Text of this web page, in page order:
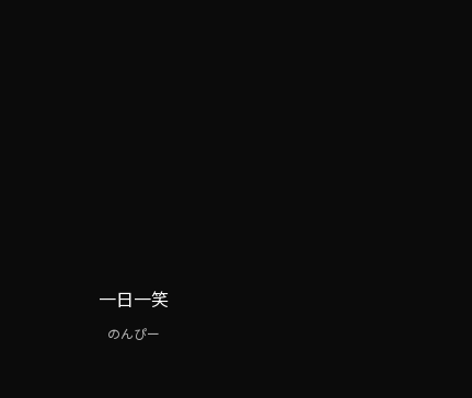
一日一笑
のんぴー